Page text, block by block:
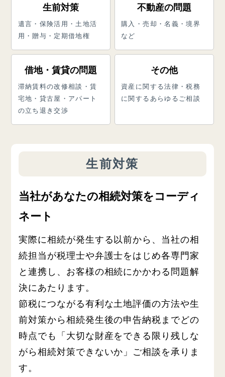
生前対策
遺言・保険活用・土地活
用・贈与・定期借地権
不動産の問題
購入・売却・名義・境界
など
借地・賃貸の問題
滞納賃料の改修相談・賃
宅地・ 貸古屋・アパート
の立ち退き交渉
その他
資産に関する法律・税務
に関するあらゆるご相談
生前対策
当社があなたの相続対策をコーディ
ネート
実際に相続が発生する以前から、当社の相
続担当が税理士や弁護士をはじめ各専門家
と連携し、お客様の相続にかかわる問題解
決にあたります。
節税につながる有利な土地評価の方法や生
前対策から相続発生後の申告納税までどの
時点でも「大切な財産をできる限り残しな
がら相続対策できないか」ご相談を承りま
す。